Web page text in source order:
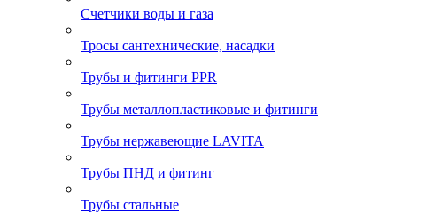
Счетчики воды и газа
Тросы сантехнические, насадки
Трубы и фитинги PPR
Трубы металлопластиковые и фитинги
Трубы нержавеющие LAVITA
Трубы ПНД и фитинг
Трубы стальные